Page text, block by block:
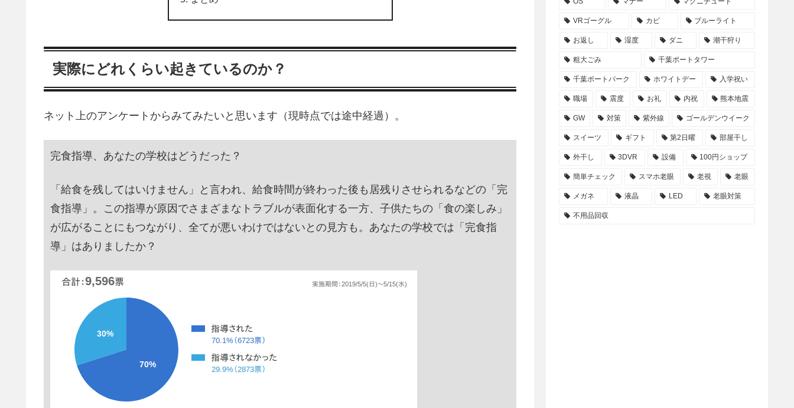
実際にどれくらい起きているのか？
ネット上のアンケートからみてみたいと思います（現時点では途中経過）。
完食指導、あなたの学校はどうだった？
「給食を残してはいけません」と言われ、給食時間が終わった後も居残りさせられるなどの「完
食指導」。この指導が原因でさまざまなトラブルが表面化する一方、子供たちの「食の楽しみ」
が広がることにもつながり、全てが悪いわけではないとの見方も。あなたの学校では「完食指
導」はありましたか？
VRゴーグル カビ ブルーライト
お返し 湿度 ダニ 潮干狩り
粗大ごみ 千葉ポートタワー
千葉ポートパーク ホワイトデー 入学祝い
職場 震度 お礼 内祝 熊本地震
GW 対策 紫外線 ゴールデンウイーク
スイーツ ギフト 第2日曜 部屋干し
外干し 3DVR 設備 100円ショップ
簡単チェック スマホ老眼 老視 老眼
メガネ 液晶 LED 老眼対策
不用品回収